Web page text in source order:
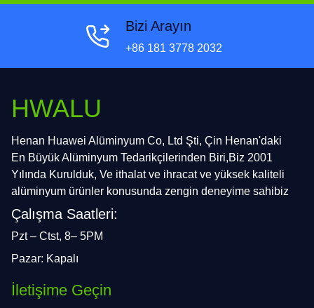
Bizi Arayın
+86 181 3778 2032
HWALU
Henan Huawei Alüminyum Co, Ltd Şti, Çin Henan'daki
En Büyük Alüminyum Tedarikçilerinden Biri,Biz 2001
Yılında Kurulduk, Ve ithalat ve ihracat ve yüksek kaliteli
alüminyum ürünler konusunda zengin deneyime sahibiz
Çalışma Saatleri:
Pzt – Ctst, 8– 5PM
Pazar: Kapalı
İletişime Geçin